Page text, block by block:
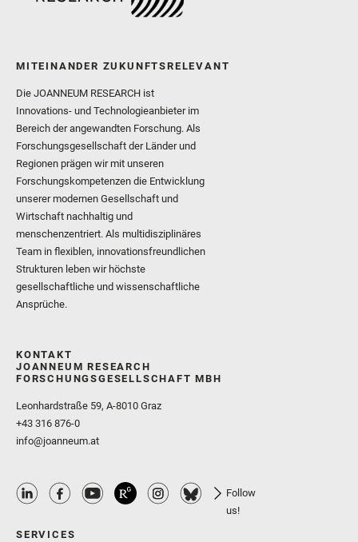
MITEINANDER ZUKUNFTSRELEVANT
Die JOANNEUM RESEARCH ist
Innovations- und Technologieanbieter im
Bereich der angewandten Forschung. Als
Forschungsgesellschaft der Länder und
Regionen prägen wir mit unseren
Forschungskompetenzen die Entwicklung
unserer modernen Gesellschaft und
Wirtschaft nachhaltig und
menschenzentriert. Als multidisziplinäres
Team in flexiblen, innovationsfreundlichen
Strukturen leben wir höchste
gesellschaftliche und wissenschaftliche
Ansprüche.
KONTAKT
JOANNEUM RESEARCH
FORSCHUNGSGESELLSCHAFT MBH
Leonhardstraße 59, A-8010 Graz
+43 316 876-0
info@joanneum.at
Follow
us!
SERVICES